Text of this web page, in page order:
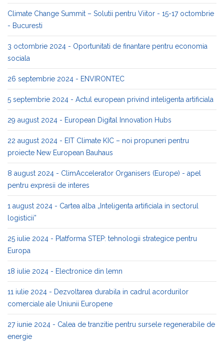
Climate Change Summit – Solutii pentru Viitor - 15-17 octombrie
- Bucuresti
3 octombrie 2024 - Oportunitati de finantare pentru economia
sociala
26 septembrie 2024 - ENVIRONTEC
5 septembrie 2024 - Actul european privind inteligenta artificiala
29 august 2024 - European Digital Innovation Hubs
22 august 2024 - EIT Climate KIC – noi propuneri pentru
proiecte New European Bauhaus
8 august 2024 - ClimAccelerator Organisers (Europe) - apel
pentru expresii de interes
1 august 2024 - Cartea alba „Inteligenta artificiala in sectorul
logisticii”
25 iulie 2024 - Platforma STEP: tehnologii strategice pentru
Europa
18 iulie 2024 - Electronice din lemn
11 iulie 2024 - Dezvoltarea durabila in cadrul acordurilor
comerciale ale Uniunii Europene
27 iunie 2024 - Calea de tranzitie pentru sursele regenerabile de
energie